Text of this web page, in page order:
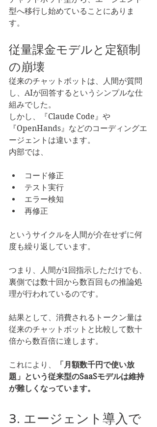
型へ移行し始めていることにありま
す。
従量課金モデルと定額制
の崩壊
従来のチャットボットは、人間が質問
し、AIが回答するというシンプルな仕
組みでした。
しかし、『Claude Code』や
『OpenHands』などのコーディングエ
ージェントは違います。
内部では、
コード修正
テスト実行
エラー検知
再修正
というサイクルを人間が介在せずに何
度も繰り返しています。
つまり、人間が1回指示しただけでも、
裏側では数十回から数百回もの推論処
理が行われているのです。
結果として、消費されるトークン量は
従来のチャットボットと比較して数十
倍から数百倍に達します。
これにより、
「月額数千円で使い放
題」という従来型のSaaSモデルは維持
が難しくなっています。
3. エージェント導入で